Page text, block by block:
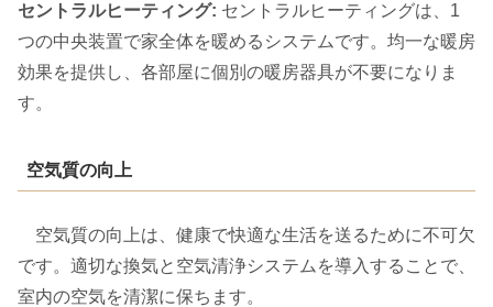
セントラルヒーティング: セントラルヒーティングは、1
つの中央装置で家全体を暖めるシステムです。均一な暖房
効果を提供し、各部屋に個別の暖房器具が不要になりま
す。
空気質の向上
空気質の向上は、健康で快適な生活を送るために不可欠
です。適切な換気と空気清浄システムを導入することで、
室内の空気を清潔に保ちます。